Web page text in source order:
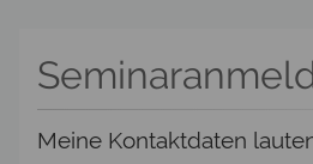
Meine Kontaktdaten